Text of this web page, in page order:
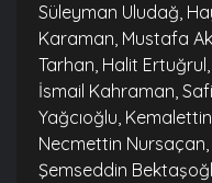
Süleyman Uludağ,
Karaman, Mustafa
Tarhan, Halit
İsmail Kahraman,
Yağcıoğlu,
Necmettin Nursaçan,
Şemseddin